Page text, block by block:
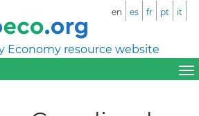
Economy resource website
en es fr pt it